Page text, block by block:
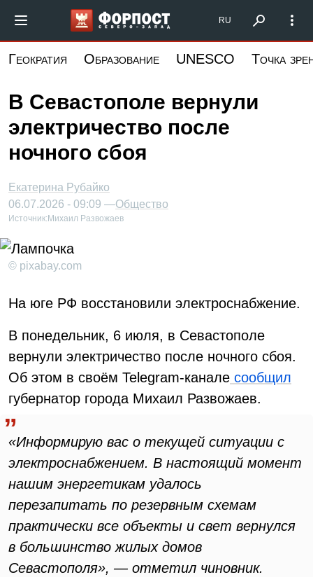
основному
Форпост Северо-Запад
RU
Геократия Образование UNESCO Точка
В Севастополе вернули
электричество после
ночного сбоя
Екатерина Рубайко
06.07.2026 - 09:09 —Общество
Источник: Михаил Развожаев
© pixabay.com
На юге РФ восстановили электроснабжение.
В понедельник, 6 июля, в Севастополе
вернули электричество после ночного сбоя.
Об этом в своём Telegram-канале сообщил
губернатор города Михаил Развожаев.
«Информирую вас о текущей ситуации с
электроснабжением. В настоящий момент
нашим энергетикам удалось
перезапитать по резервным схемам
практически все объекты и свет вернулся
в большинство жилых домов
Севастополя», — отметил чиновник.